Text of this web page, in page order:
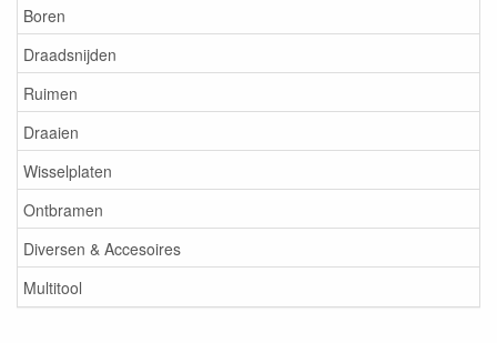
Boren
Draadsnijden
Ruimen
Draaien
Wisselplaten
Ontbramen
Diversen & Accesoires
Multitool